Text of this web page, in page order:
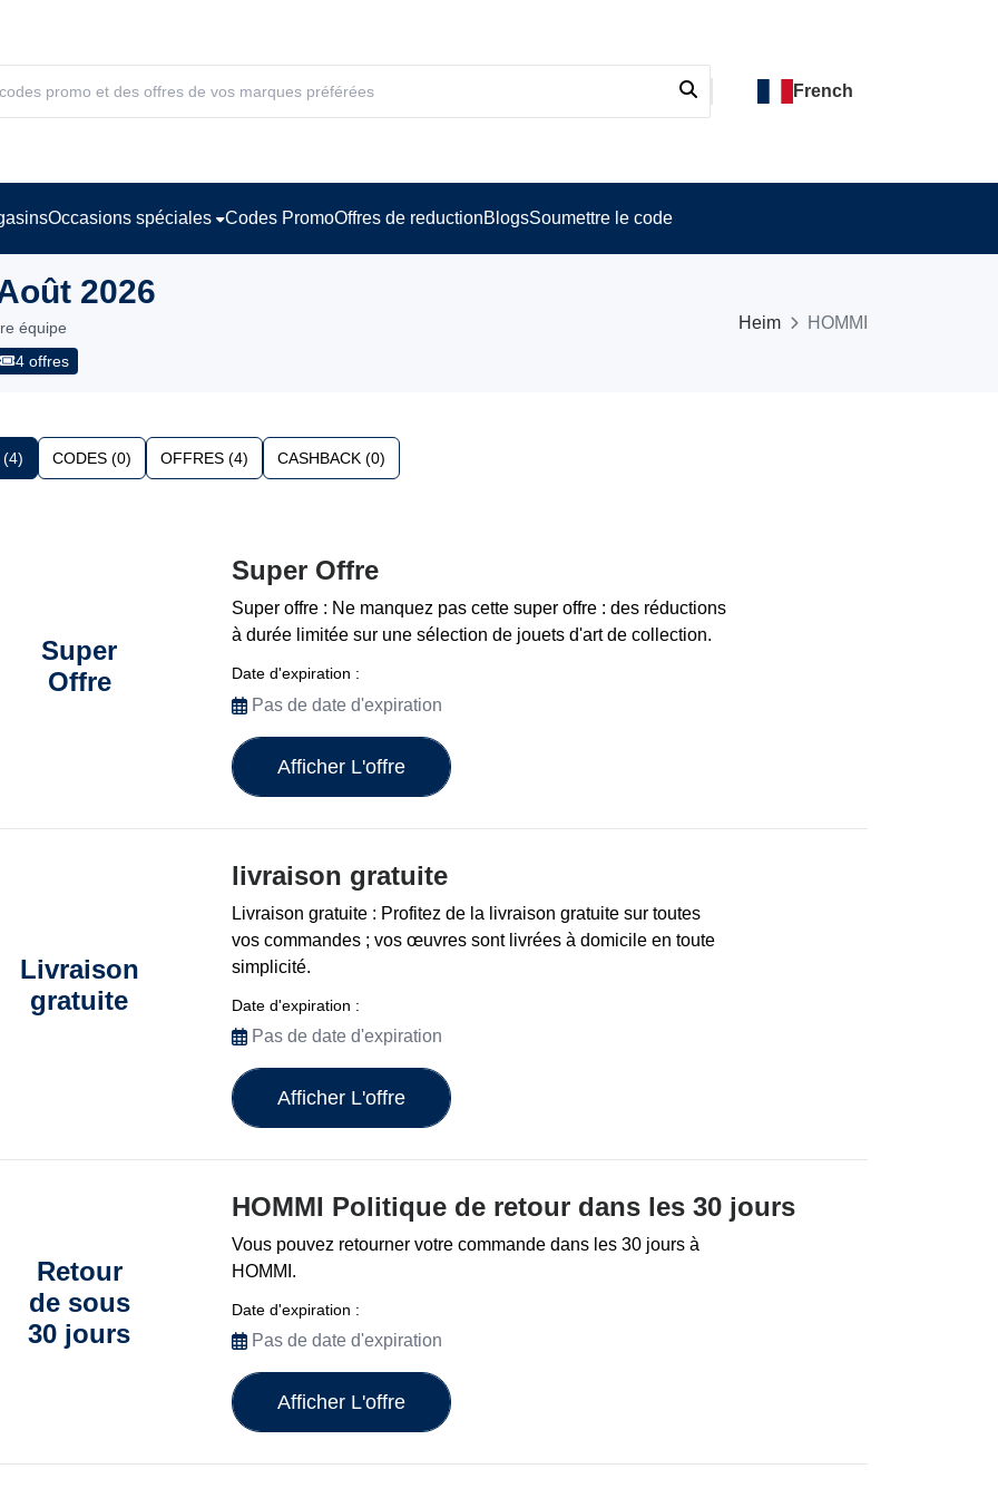
French
Occasions spéciales Codes PromoOffres de reductionBlogsSoumettre le code
2026
équipe
4 offres
Heim HOMMI
(4) CODES (0) OFFRES (4) CASHBACK (0)
Super
Offre
Super Offre
Super offre : Ne manquez pas cette super offre : des réductions
à durée limitée sur une sélection de jouets d'art de collection.
Date d'expiration :
Pas de date d'expiration
Afficher L'offre
Livraison
gratuite
livraison gratuite
Livraison gratuite : Profitez de la livraison gratuite sur toutes
vos commandes ; vos œuvres sont livrées à domicile en toute
simplicité.
Date d'expiration :
Pas de date d'expiration
Afficher L'offre
Retour
de sous
30 jours
HOMMI Politique de retour dans les 30 jours
Vous pouvez retourner votre commande dans les 30 jours à
HOMMI.
Date d'expiration :
Pas de date d'expiration
Afficher L'offre